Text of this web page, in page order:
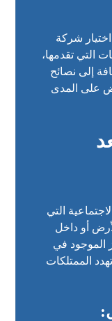
شركة
التي تقدمها،
إلى نصائح
على المدى
التي
أو داخل
الموجود في
الممتلكات